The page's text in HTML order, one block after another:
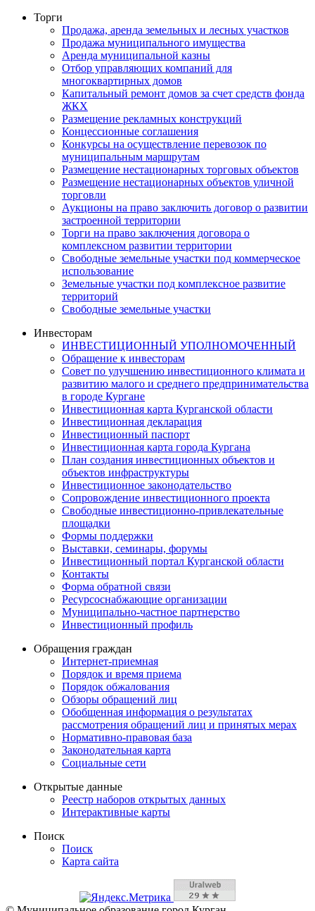
Торги
Продажа, аренда земельных и лесных участков
Продажа муниципального имущества
Аренда муниципальной казны
Отбор управляющих компаний для
многоквартирных домов
Капитальный ремонт домов за счет средств фонда
ЖКХ
Размещение рекламных конструкций
Концессионные соглашения
Конкурсы на осуществление перевозок по
муниципальным маршрутам
Размещение нестационарных торговых объектов
Размещение нестационарных объектов уличной
торговли
Аукционы на право заключить договор о развитии
застроенной территории
Торги на право заключения договора о
комплексном развитии территории
Свободные земельные участки под коммерческое
использование
Земельные участки под комплексное развитие
территорий
Свободные земельные участки
Инвесторам
ИНВЕСТИЦИОННЫЙ УПОЛНОМОЧЕННЫЙ
Обращение к инвесторам
Совет по улучшению инвестиционного климата и
развитию малого и среднего предпринимательства
в городе Кургане
Инвестиционная карта Курганской области
Инвестиционная декларация
Инвестиционный паспорт
Инвестиционная карта города Кургана
План создания инвестиционных объектов и
объектов инфраструктуры
Инвестиционное законодательство
Сопровождение инвестиционного проекта
Свободные инвестиционно-привлекательные
площадки
Формы поддержки
Выставки, семинары, форумы
Инвестиционный портал Курганской области
Контакты
Форма обратной связи
Ресурсоснабжающие организации
Муниципально-частное партнерство
Инвестиционный профиль
Обращения граждан
Интернет-приемная
Порядок и время приема
Порядок обжалования
Обзоры обращений лиц
Обобщенная информация о результатах
рассмотрения обращений лиц и принятых мерах
Нормативно-правовая база
Законодательная карта
Социальные сети
Открытые данные
Реестр наборов открытых данных
Интерактивные карты
Поиск
Поиск
Карта сайта